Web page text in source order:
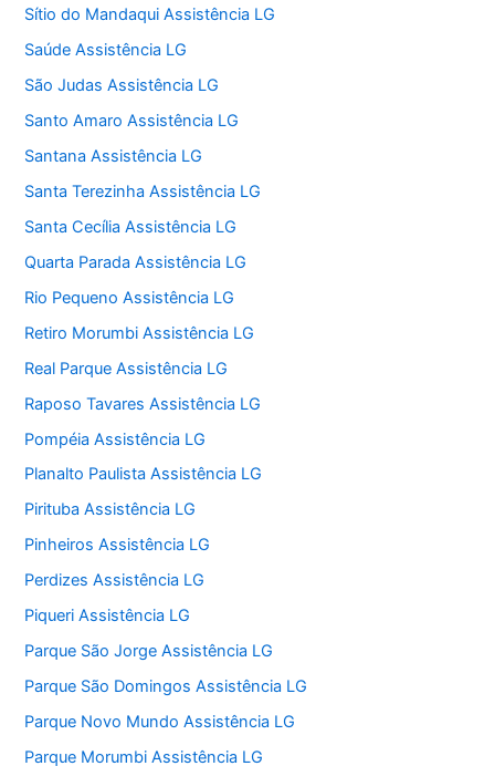
Sítio do Mandaqui Assistência LG
Saúde Assistência LG
São Judas Assistência LG
Santo Amaro Assistência LG
Santana Assistência LG
Santa Terezinha Assistência LG
Santa Cecília Assistência LG
Quarta Parada Assistência LG
Rio Pequeno Assistência LG
Retiro Morumbi Assistência LG
Real Parque Assistência LG
Raposo Tavares Assistência LG
Pompéia Assistência LG
Planalto Paulista Assistência LG
Pirituba Assistência LG
Pinheiros Assistência LG
Perdizes Assistência LG
Piqueri Assistência LG
Parque São Jorge Assistência LG
Parque São Domingos Assistência LG
Parque Novo Mundo Assistência LG
Parque Morumbi Assistência LG